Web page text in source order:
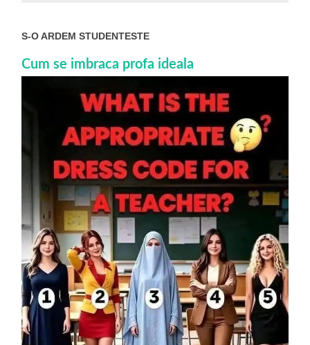
S-O ARDEM STUDENTESTE
Cum se imbraca profa ideala